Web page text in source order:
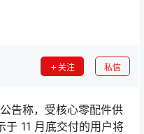
关注 私信
告称，受核心零配件供
11 月底交付的用户将